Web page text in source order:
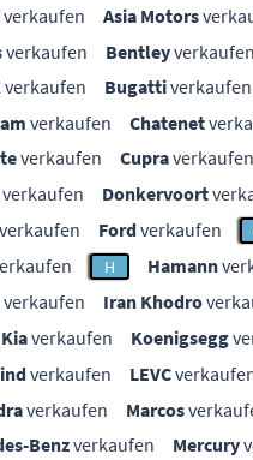
verkaufen Asia Motors
verkaufen Bentleyverkaufen
verkaufen Bugattiverkaufen
verkaufen Chatenet
verkaufen Cupraverkaufen
verkaufen Donkervoort
Fordverkaufen
H Hamann
verkaufen Iran Khodro
Kiaverkaufen Koenigsegg
verkaufen LEVC
verkaufen Marcos
Benzverkaufen Mercury